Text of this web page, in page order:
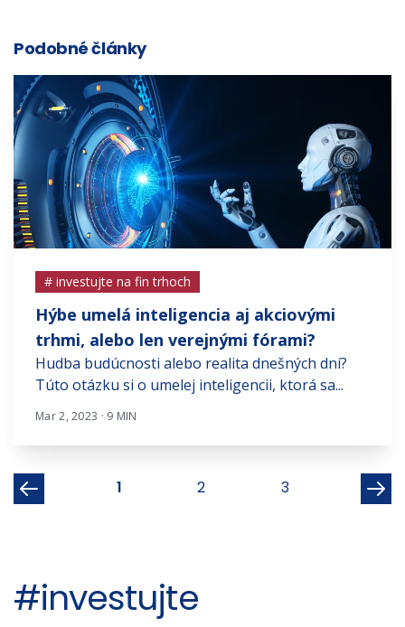
Podobné články
# investujte na fin trhoch
Hýbe umelá inteligencia aj akciovými
trhmi, alebo len verejnými fórami?
Hudba budúcnosti alebo realita dnešných dní?
Túto otázku si o umelej inteligencii, ktorá sa...
Mar 2, 2023 · 9 MIN
1 2 3
#investujte